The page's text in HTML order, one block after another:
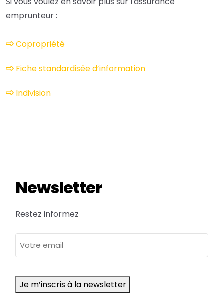
emprunteur :
Copropriété
Fiche standardisée d’information
Indivision
Newsletter
Restez informez
e-
Je m’inscris à la newsletter